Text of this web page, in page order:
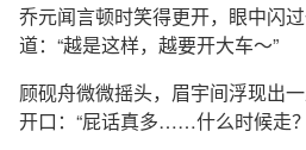
乔元闻言顿时笑得更开，眼中闪
道：“越是这样，越要开大车～”
顾砚舟微微摇头，眉宇间浮现出
开口：“屁话真多……什么时候走